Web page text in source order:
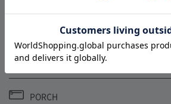
CLUTCH BAG
COIN PURSE
PORCH